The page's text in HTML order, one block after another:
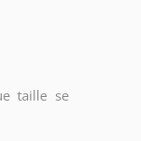
taille se